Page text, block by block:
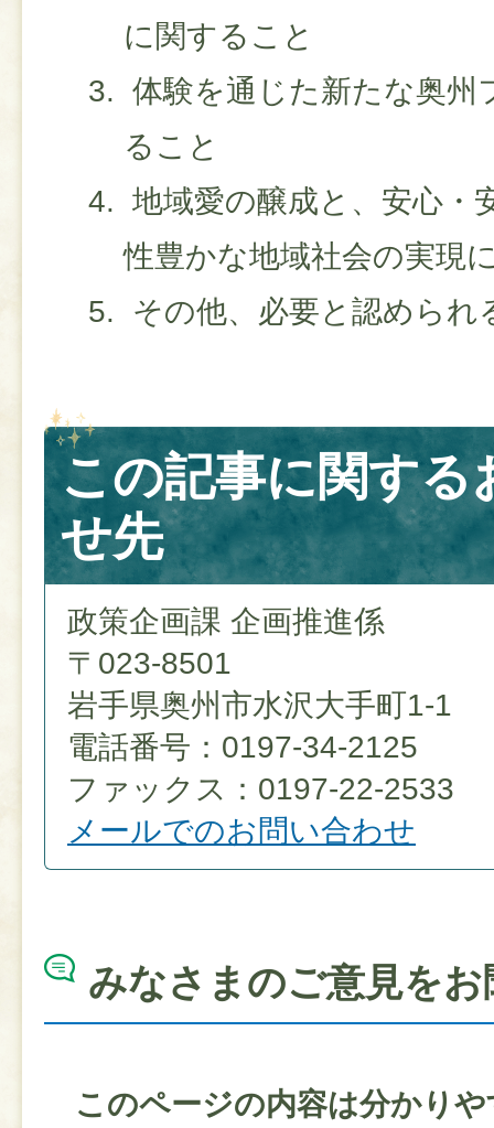
に関すること
体験を通じた新たな奥州
ること
地域愛の醸成と、安心・
性豊かな地域社会の実現
その他、必要と認められ
この記事に関する
せ先
政策企画課 企画推進係
〒023-8501
岩手県奥州市水沢大手町1-1
電話番号：0197-34-2125
ファックス：0197-22-2533
メールでのお問い合わせ
みなさまのご意見を
このページの内容は分かり